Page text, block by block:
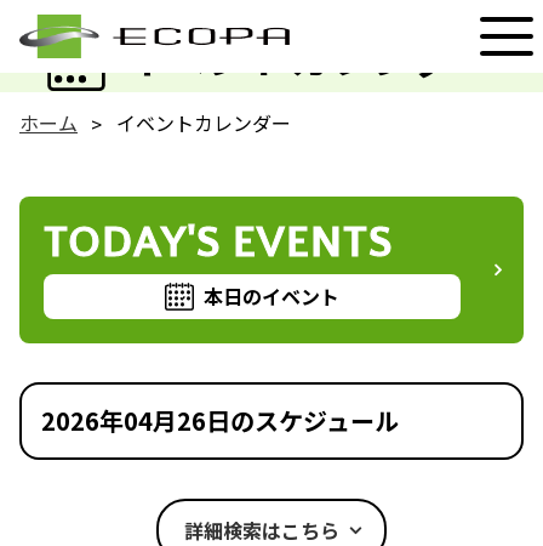
イベントカレンダー
EVENT
ホーム イベントカレンダー
TODAY'S EVENTS
本日のイベント
2026年04月26日のスケジュール
詳細検索はこちら